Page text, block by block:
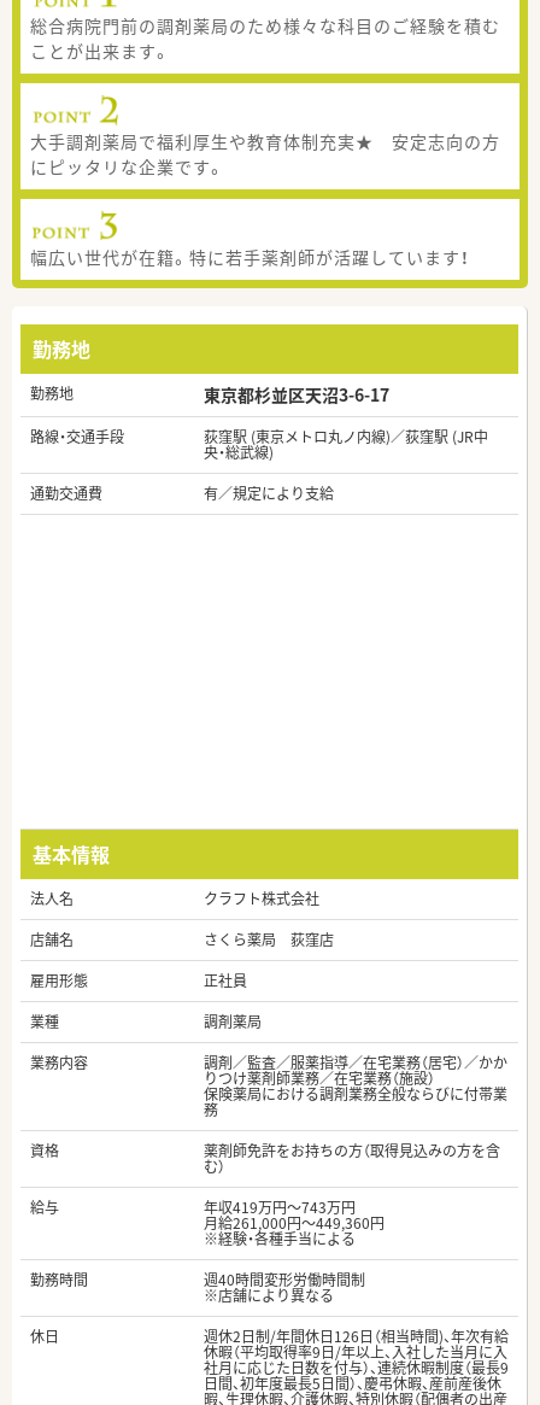
総合病院門前の調剤薬局のため様々な科目のご経験を積む
ことが出来ます。
大手調剤薬局で福利厚生や教育体制充実★ 安定志向の方
にピッタリな企業です。
幅広い世代が在籍。特に若手薬剤師が活躍しています！
勤務地
勤務地 東京都杉並区天沼3-6-17
路線・交通手段 荻窪駅 (東京メトロ丸ノ内線)／荻窪駅 (JR中
央・総武線)
通勤交通費
有／規定により支給
基本情報
法人名
クラフト株式会社
店舗名
さくら薬局 荻窪店
雇用形態
正社員
業種
調剤薬局
業務内容
調剤／監査／服薬指導／在宅業務（居宅）／かか
りつけ薬剤師業務／在宅業務（施設）
保険薬局における調剤業務全般ならびに付帯業
務
資格
薬剤師免許をお持ちの方（取得見込みの方を含
む）
給与
年収419万円～743万円
月給261,000円～449,360円
※経験・各種手当による
勤務時間
週40時間変形労働時間制
※店舗により異なる
休日
週休2日制/年間休日126日（相当時間)、年次有給
休暇（平均取得率9日/年以上、入社した当月に入
社月に応じた日数を付与）、連続休暇制度（最長9
日間、初年度最長5日間）、慶弔休暇、産前産後休
暇、生理休暇、介護休暇、特別休暇（配偶者の出産